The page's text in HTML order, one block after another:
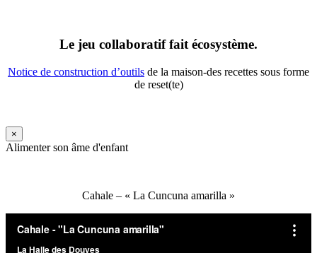
Le jeu collaboratif fait écosystème.
Notice de construction d’outils de la maison-des recettes sous forme
de reset(te)
×
Alimenter son âme d'enfant
Cahale – « La Cuncuna amarilla »